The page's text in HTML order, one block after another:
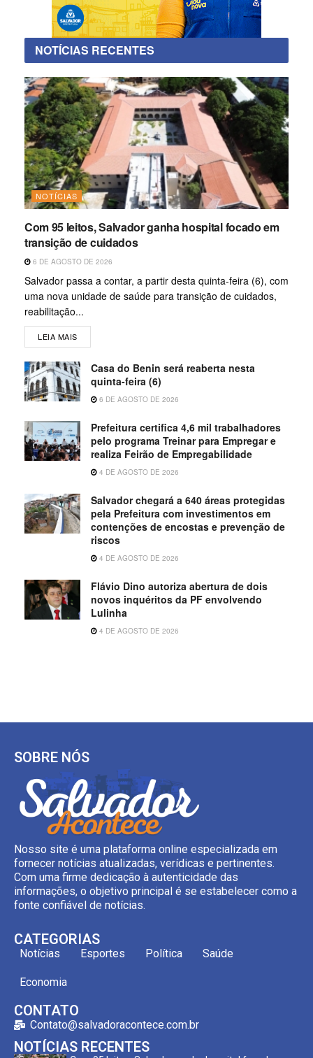
NOTÍCIAS RECENTES
NOTÍCIAS
Com 95 leitos, Salvador ganha hospital focado em
transição de cuidados
6 DE AGOSTO DE 2026
Salvador passa a contar, a partir desta quinta-feira (6), com
uma nova unidade de saúde para transição de cuidados,
reabilitação...
LEIA MAIS
Casa do Benin será reaberta nesta
quinta-feira (6)
6 DE AGOSTO DE 2026
Prefeitura certifica 4,6 mil trabalhadores
pelo programa Treinar para Empregar e
realiza Feirão de Empregabilidade
4 DE AGOSTO DE 2026
Salvador chegará a 640 áreas protegidas
pela Prefeitura com investimentos em
contenções de encostas e prevenção de
riscos
4 DE AGOSTO DE 2026
Flávio Dino autoriza abertura de dois
novos inquéritos da PF envolvendo
Lulinha
4 DE AGOSTO DE 2026
SOBRE NÓS
Nosso site é uma plataforma online especializada em
fornecer notícias atualizadas, verídicas e pertinentes.
Com uma firme dedicação à autenticidade das
informações, o objetivo principal é se estabelecer como a
fonte confiável de notícias.
CATEGORIAS
Notícias Esportes Política Saúde
Economia
CONTATO
Contato@salvadoracontece.com.br
NOTÍCIAS RECENTES